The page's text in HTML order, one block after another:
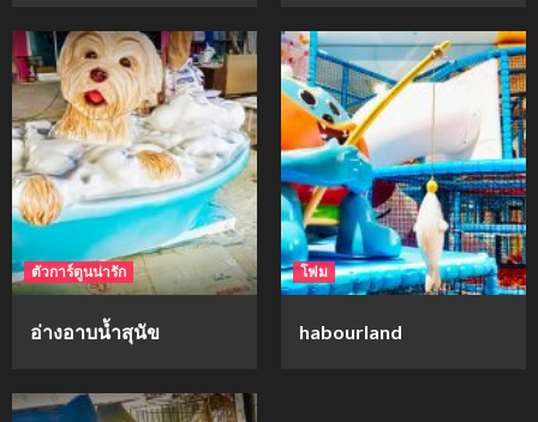
ตัวการ์ตูนน่ารัก
อ่างอาบน้ำสุนัข
โฟม
habourland